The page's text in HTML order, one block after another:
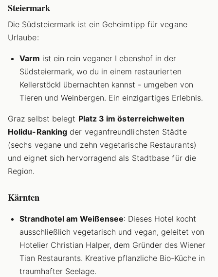
Steiermark
Die Südsteiermark ist ein Geheimtipp für vegane
Urlaube:
Varm ist ein rein veganer Lebenshof in der
Südsteiermark, wo du in einem restaurierten
Kellerstöckl übernachten kannst - umgeben von
Tieren und Weinbergen. Ein einzigartiges Erlebnis.
Graz selbst belegt Platz 3 im österreichweiten
Holidu-Ranking der veganfreundlichsten Städte
(sechs vegane und zehn vegetarische Restaurants)
und eignet sich hervorragend als Stadtbase für die
Region.
Kärnten
Strandhotel am Weißensee: Dieses Hotel kocht
ausschließlich vegetarisch und vegan, geleitet von
Hotelier Christian Halper, dem Gründer des Wiener
Tian Restaurants. Kreative pflanzliche Bio-Küche in
traumhafter Seelage.